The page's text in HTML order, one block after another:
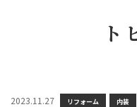
ト
2023.11.27 リフォーム 内装